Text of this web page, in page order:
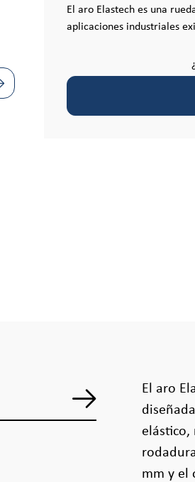
El aro Elastech es una
aplicaciones industriales
El aro
elástico,
mm y el